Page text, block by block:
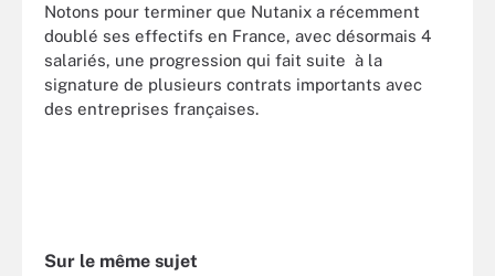
Notons pour terminer que Nutanix a récemment
doublé ses effectifs en France, avec désormais 4
salariés, une progression qui fait suite à la
signature de plusieurs contrats importants avec
des entreprises françaises.
Sur le même sujet